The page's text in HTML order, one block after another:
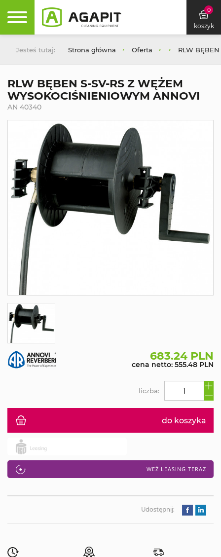
0
koszyk
Jesteś tutaj: Strona główna Oferta RLW
RLW BĘBEN S-SV-RS Z WĘŻEM
WYSOKOCIŚNIENIOWYM ANNOVI
AN 40340
683.24 PLN
cena netto: 555.48 PLN
do koszyka
WEŹ LEASING TERAZ
liczba:
Udostępnij: